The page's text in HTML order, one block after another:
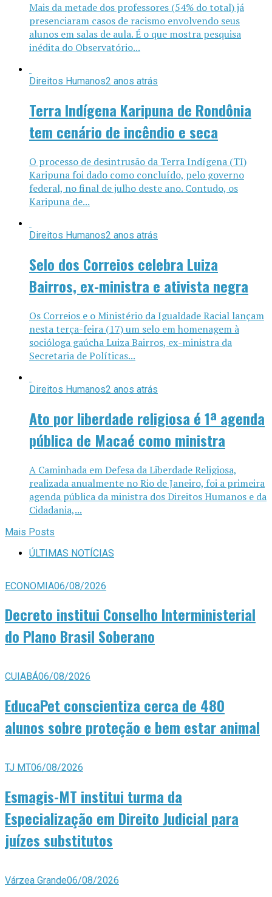
Mais da metade dos professores (54% do total) já
presenciaram casos de racismo envolvendo seus
alunos em salas de aula. É o que mostra pesquisa
inédita do Observatório...
Direitos Humanos2 anos atrás
Terra Indígena Karipuna de Rondônia
tem cenário de incêndio e seca
O processo de desintrusão da Terra Indígena (TI)
Karipuna foi dado como concluído, pelo governo
federal, no final de julho deste ano. Contudo, os
Karipuna de...
Direitos Humanos2 anos atrás
Selo dos Correios celebra Luiza
Bairros, ex-ministra e ativista negra
Os Correios e o Ministério da Igualdade Racial lançam
nesta terça-feira (17) um selo em homenagem à
socióloga gaúcha Luiza Bairros, ex-ministra da
Secretaria de Políticas...
Direitos Humanos2 anos atrás
Ato por liberdade religiosa é 1ª agenda
pública de Macaé como ministra
A Caminhada em Defesa da Liberdade Religiosa,
realizada anualmente no Rio de Janeiro, foi a primeira
agenda pública da ministra dos Direitos Humanos e da
Cidadania,...
Mais Posts
ÚLTIMAS NOTÍCIAS
ECONOMIA06/08/2026
Decreto institui Conselho Interministerial
do Plano Brasil Soberano
CUIABÁ06/08/2026
EducaPet conscientiza cerca de 480
alunos sobre proteção e bem estar animal
TJ MT06/08/2026
Esmagis-MT institui turma da
Especialização em Direito Judicial para
juízes substitutos
Várzea Grande06/08/2026